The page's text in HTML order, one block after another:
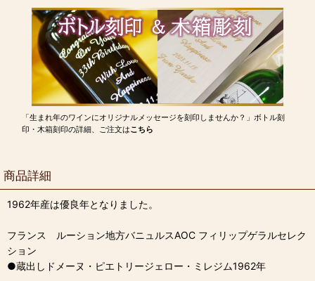
「生まれ年のワインにオリジナルメッセージを刻印しませんか？」ボトル刻
印・木箱刻印の詳細、ご注文はこちら
商品詳細
1962年産は優良年となりました。
フランス ルーション地方バニュルスAOC フィリップゲラルセレク
ション
●蔵出しドメーヌ・ピエトリージェロー・ミレジム1962年